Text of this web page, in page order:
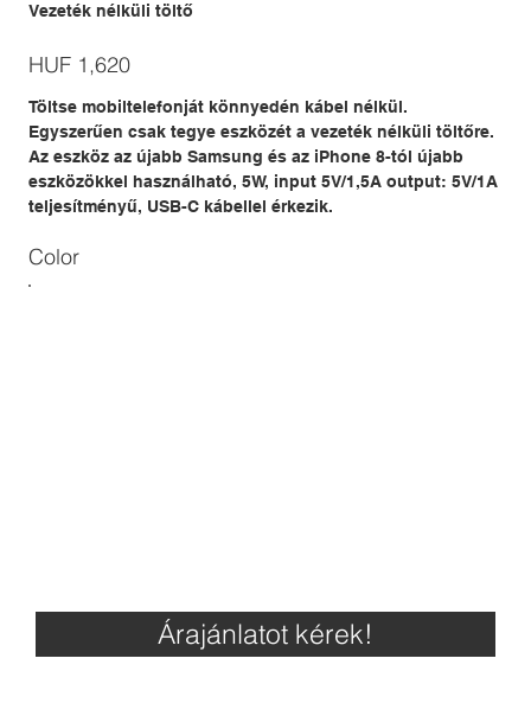
Vezeték nélküli töltő
Price
HUF 1,620
Töltse mobiltelefonját könnyedén kábel nélkül.
Egyszerűen csak tegye eszközét a vezeték nélküli töltőre.
Az eszköz az újabb Samsung és az iPhone 8-tól újabb
eszközökkel használható, 5W, input 5V/1,5A output: 5V/1A
teljesítményű, USB-C kábellel érkezik.
Color
Árajánlatot kérek!